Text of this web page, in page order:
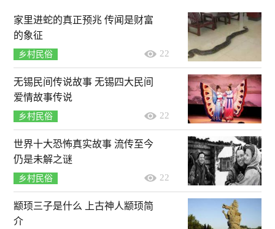
家里进蛇的真正预兆 传闻是财富
的象征
乡村民俗 22
无锡民间传说故事 无锡四大民间
爱情故事传说
乡村民俗 22
世界十大恐怖真实故事 流传至今
仍是未解之谜
乡村民俗 22
颛顼三子是什么 上古神人颛顼简
介